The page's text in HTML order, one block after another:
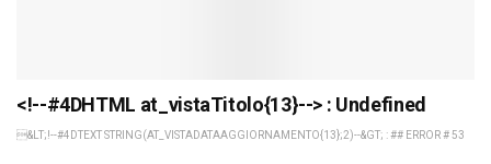
<!--#4DHTML at_vistaTitolo{13}--> : Undefined
&LT;!--#4DTEXT STRING(AT_VISTADATAAGGIORNAMENTO{13};2)--&GT; : ## ERROR # 53